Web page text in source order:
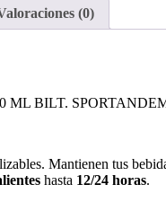
(0)
ML BILT.
Mantienen tus
hasta 12/24 horas.